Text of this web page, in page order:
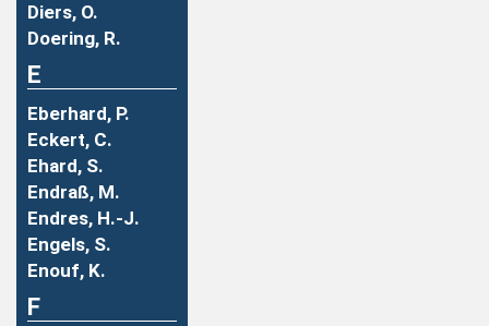
Diers, O.
Doering, R.
E
Eberhard, P.
Eckert, C.
Ehard, S.
Endraß, M.
Endres, H.-J.
Engels, S.
Enouf, K.
F